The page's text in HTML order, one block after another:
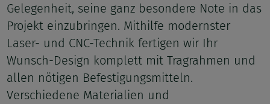
Gelegenheit, seine ganz besondere Note in das
Projekt einzubringen. Mithilfe modernster
Laser- und CNC-Technik fertigen wir Ihr
Wunsch-Design komplett mit Tragrahmen und
allen nötigen Befestigungsmitteln.
Verschiedene Materialien und